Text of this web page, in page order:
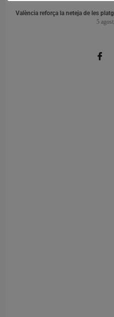
València reforça la neteja de les
5